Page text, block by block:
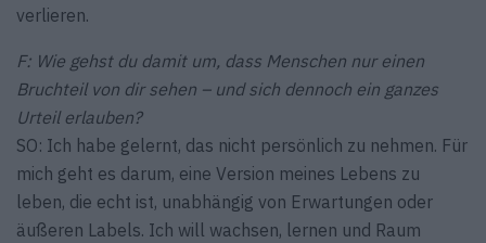
verlieren.
F: Wie gehst du damit um, dass Menschen nur einen
Bruchteil von dir sehen – und sich dennoch ein ganzes
Urteil erlauben?
SO: Ich habe gelernt, das nicht persönlich zu nehmen. Für
mich geht es darum, eine Version meines Lebens zu
leben, die echt ist, unabhängig von Erwartungen oder
äußeren Labels. Ich will wachsen, lernen und Raum